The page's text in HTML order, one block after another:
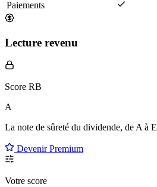
Paiements
Lecture revenu
Score RB
A
La note de sûreté du dividende, de A à E
Devenir Premium
Votre score